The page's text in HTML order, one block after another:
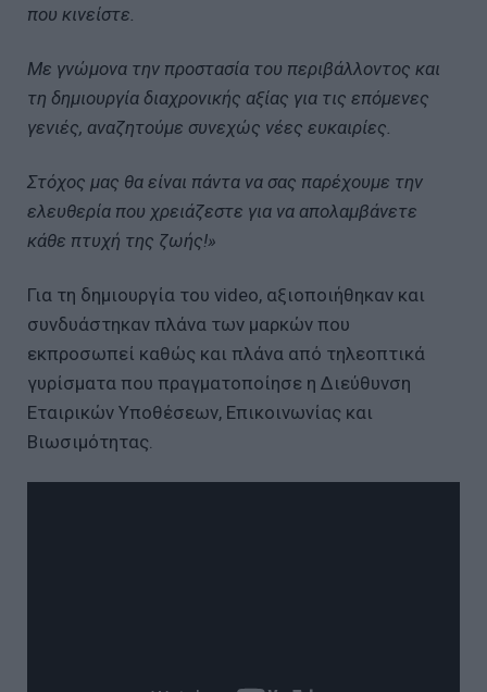
που κινείστε.
Με γνώμονα την προστασία του περιβάλλοντος και
τη δημιουργία διαχρονικής αξίας για τις επόμενες
γενιές, αναζητούμε συνεχώς νέες ευκαιρίες.
Στόχος μας θα είναι πάντα να σας παρέχουμε την
ελευθερία που χρειάζεστε για να απολαμβάνετε
κάθε πτυχή της ζωής!»
Για τη δημιουργία του video, αξιοποιήθηκαν και
συνδυάστηκαν πλάνα των μαρκών που
εκπροσωπεί καθώς και πλάνα από τηλεοπτικά
γυρίσματα που πραγματοποίησε η Διεύθυνση
Εταιρικών Υποθέσεων, Επικοινωνίας και
Βιωσιμότητας.